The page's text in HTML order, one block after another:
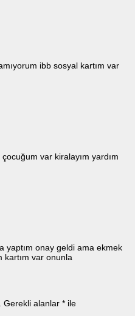
ibb sosyal kartım var
var kiralayım yardım
yaptım onay geldi ama ekmek
kartım var onunla
Gerekli alanlar * ile